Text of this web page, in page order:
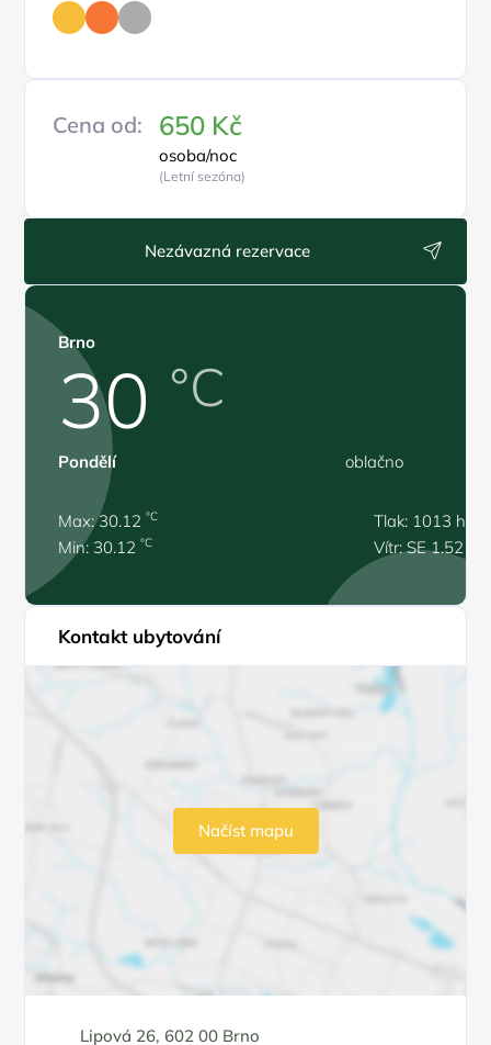
Cena od: 650 Kč
osoba/noc
(Letní sezóna)
Nezávazná rezervace
Brno
30 °C
Pondělí oblačno
Max: 30.12°C
Min: 30.12°C
Tlak: 1013 hPa
Vítr: SE 1.52 m/
Kontakt ubytování
Načíst mapu
Lipová 26, 602 00 Brno